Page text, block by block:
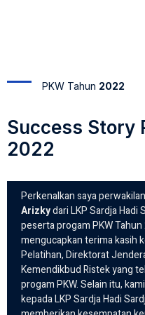
PKW Tahun 2022
Success Story
2022
Perkenalkan saya
Arizkydari LKP Sardja Hadi
peserta progam PKW
mengucapkan terima kasih
Pelatihan, Direktorat
Kemendikbud Ristek yang
progam PKW. Selain itu,
kepada LKP Sardja Hadi